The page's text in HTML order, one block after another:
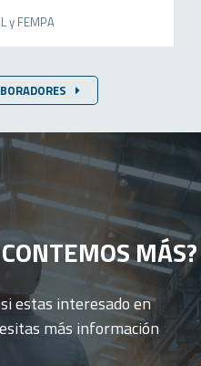
y FEMPA
MÁS?
estas interesado en
más información